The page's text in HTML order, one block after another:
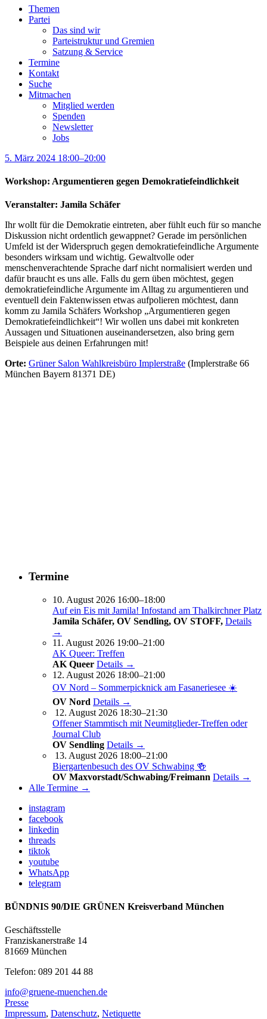
Themen
Partei
Das sind wir
Parteistruktur und Gremien
Satzung & Service
Termine
Kontakt
Suche
Mitmachen
Mitglied werden
Spenden
Newsletter
Jobs
5. März 2024 18:00–20:00
Workshop: Argumentieren gegen Demokratiefeindlichkeit
Veranstalter: Jamila Schäfer
Ihr wollt für die Demokratie eintreten, aber fühlt euch für so manche
Diskussion nicht ordentlich gewappnet? Gerade im persönlichen
Umfeld ist der Widerspruch gegen demokratiefeindliche Argumente
besonders wirksam und wichtig. Gewaltvolle oder
menschenverachtende Sprache darf nicht normalisiert werden und
dafür braucht es uns alle. Falls du gern üben möchtest, gegen
demokratiefeindliche Argumente im Alltag zu argumentieren und
eventuell dein Faktenwissen etwas aufpolieren möchtest, dann
komm zu Jamila Schäfers Workshop „Argumentieren gegen
Demokratiefeindlichkeit“! Wir wollen uns dabei mit konkreten
Aussagen und Situationen auseinandersetzen, also bring gern
Beispiele aus deinen Erfahrungen mit!
Orte: Grüner Salon Wahlkreisbüro Implerstraße (Implerstraße 66
München Bayern 81371 DE)
Termine
10. August 2026 16:00–18:00
Auf ein Eis mit Jamila! Infostand am Thalkirchner Platz
Jamila Schäfer, OV Sendling, OV STOFF, Details
→
11. August 2026 19:00–21:00
AK Queer: Treffen
AK Queer Details →
12. August 2026 18:00–21:00
OV Nord – Sommerpicknick am Fasaneriesee ☀️
OV Nord Details →
12. August 2026 18:30–21:30
Offener Stammtisch mit Neumitglieder-Treffen oder
Journal Club
OV Sendling Details →
13. August 2026 18:00–21:00
Biergartenbesuch des OV Schwabing 🍻
OV Maxvorstadt/Schwabing/Freimann Details →
Alle Termine →
instagram
facebook
linkedin
threads
tiktok
youtube
WhatsApp
telegram
BÜNDNIS 90/DIE GRÜNEN Kreisverband München
Geschäftsstelle
Franziskanerstraße 14
81669 München
Telefon: 089 201 44 88
info@gruene-muenchen.de
Presse
Impressum, Datenschutz, Netiquette